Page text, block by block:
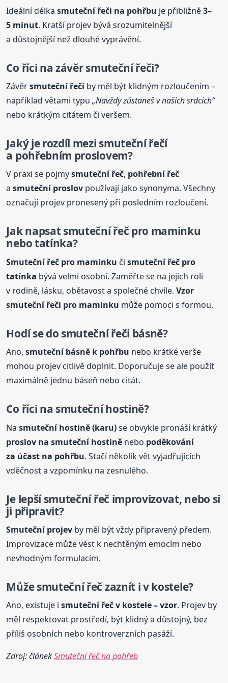
Ideální délkasmuteční řeči na pohřbu je přibližně3–
5 minut. Kratší projev bývá srozumitelnější
a důstojnější než dlouhé vyprávění.
Co říci na závěr smuteční řeči?
Závěrsmuteční řeči by měl být klidným rozloučením –
například větami typu„Navždy zůstaneš v našich srdcích“
nebo krátkým citátem či veršem.
Jaký je rozdíl mezi smuteční řečí
a pohřebním proslovem?
V praxi se pojmysmuteční řeč, pohřební řeč
asmuteční proslov používají jako synonyma. Všechny
označují projev pronesený při posledním rozloučení.
Jak napsat smuteční řeč pro maminku
nebo tatínka?
Smuteční řeč pro maminku čismuteční řeč pro
tatínka bývá velmi osobní. Zaměřte se na jejich roli
v rodině, lásku, obětavost a společné chvíle.Vzor
smuteční řeči pro maminku může pomoci s formou.
Hodí se do smuteční řeči básně?
Ano,smuteční básně k pohřbu nebo krátké verše
mohou projev citlivě doplnit. Doporučuje se ale použít
maximálně jednu báseň nebo citát.
Co říci na smutečníhostině?
Nasmuteční hostině (karu)se obvykle pronáší krátký
proslov na smutečníhostině nebo poděkování
za účast na pohřbu. Stačí několik vět vyjadřujících
vděčnost a vzpomínku na zesnulého.
Je lepší smuteční řeč improvizovat, nebo si
ji připravit?
Smuteční projev by měl být vždy připravený předem.
Improvizace může vést k nechtěným emocím nebo
nevhodným formulacím.
Může smuteční řeč zaznít i v kostele?
Ano, existuje ismuteční řeč v kostele – vzor. Projev by
měl respektovat prostředí, být klidný a důstojný, bez
příliš osobních nebo kontroverzních pasáží.
Zdroj: článekSmuteční řeč na pohřeb